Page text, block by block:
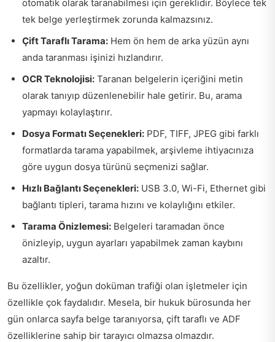
otomatik olarak taranabilmesi için gereklidir. Böylece tek
tek belge yerleştirmek zorunda kalmazsınız.
Çift Taraflı Tarama: Hem ön hem de arka yüzün aynı
anda taranması işinizi hızlandırır.
OCR Teknolojisi: Taranan belgelerin içeriğini metin
olarak tanıyıp düzenlenebilir hale getirir. Bu, arama
yapmayı kolaylaştırır.
Dosya Formatı Seçenekleri: PDF, TIFF, JPEG gibi farklı
formatlarda tarama yapabilmek, arşivleme ihtiyacınıza
göre uygun dosya türünü seçmenizi sağlar.
Hızlı Bağlantı Seçenekleri: USB 3.0, Wi-Fi, Ethernet gibi
bağlantı tipleri, tarama hızını ve kolaylığını etkiler.
Tarama Önizlemesi: Belgeleri taramadan önce
önizleyip, uygun ayarları yapabilmek zaman kaybını
azaltır.
Bu özellikler, yoğun doküman trafiği olan işletmeler için
özellikle çok faydalıdır. Mesela, bir hukuk bürosunda her
gün onlarca sayfa belge taranıyorsa, çift taraflı ve ADF
özelliklerine sahip bir tarayıcı olmazsa olmazdır.